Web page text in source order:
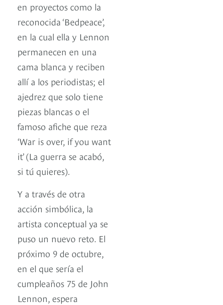
en proyectos como la
reconocida ‘Bedpeace’,
en la cual ella y Lennon
permanecen en una
cama blanca y reciben
allí a los periodistas; el
ajedrez que solo tiene
piezas blancas o el
famoso afiche que reza
‘War is over, if you want
it’ (La guerra se acabó,
si tú quieres).
Y a través de otra
acción simbólica, la
artista conceptual ya se
puso un nuevo reto. El
próximo 9 de octubre,
en el que sería el
cumpleaños 75 de John
Lennon, espera